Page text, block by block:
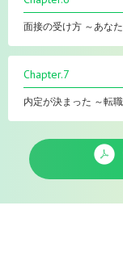
面接の受け方 ～あな
Chapter.7
内定が決まった ～転